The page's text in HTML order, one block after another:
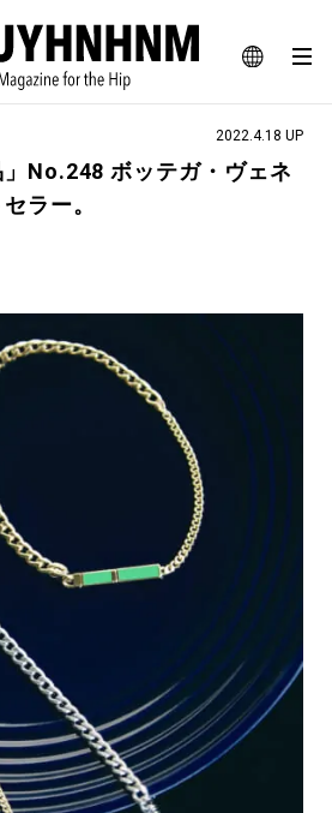
JA
EN
BLOG SNAP
、カルチャー、ライフスタイルWEBマガジン
#マイナーグッド図鑑
#MONTHLY JOURNAL
#フイナムのYouTube
#MOVIE
#OUTDOOR
HANDBOOK
2022.4.18 UP
No.248 ボッテガ・ヴェネ
ラー。